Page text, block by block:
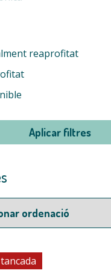
reaprofitat
Aplicar filtres